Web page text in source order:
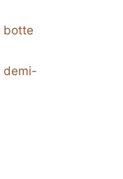
botte
demi-